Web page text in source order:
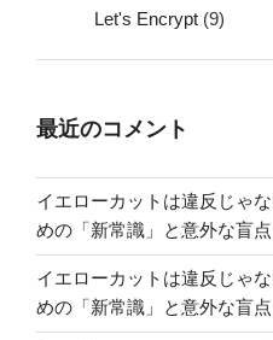
Let's Encrypt (9)
最近のコメント
イエローカットは違反じゃ
めの「新常識」と意外な盲点
イエローカットは違反じゃ
めの「新常識」と意外な盲点